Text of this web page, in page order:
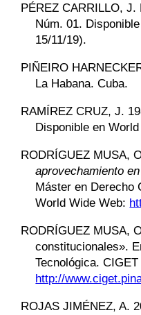
PÉREZ CARRILLO, J.
Núm. 01.
15/11/19).
PIÑEIRO
La Habana. Cuba.
RAMÍREZ CRUZ, J.
Disponible en
RODRÍGUEZ MUSA,
aprovechamiento
Máster en Derecho
World Wide Web:
RODRÍGUEZ MUSA,
constitucionales».
Tecnológica.
http://
ROJAS JIMÉNEZ, A.